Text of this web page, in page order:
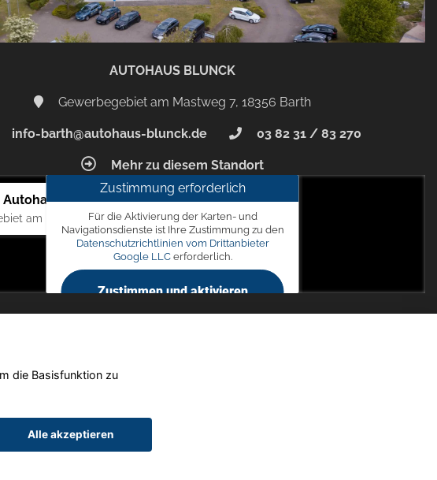
AUTOHAUS BLUNCK
Gewerbegebiet am Mastweg 7, 18356 Barth
info-barth@autohaus-blunck.de 03 82 31 / 83 270
Mehr zu diesem Standort
Autohaus Blunck
am Mastweg 7, 18356 Barth
Zustimmung erforderlich
Für die Aktivierung der Karten- und
Navigationsdienste ist Ihre Zustimmung zu den
Datenschutzrichtlinien vom Drittanbieter
Google LLCerforderlich.
Zustimmen und aktivieren
die Basisfunktion zu
Alle akzeptieren